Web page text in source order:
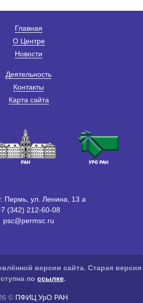
Главная
О Центре
Новости
Деятельность
Контакты
Карта сайта
Пермь, ул. Ленина, 13 а
(342) 212-60-08
psc@permsc.ru
версии сайта. Старая версия
по ссылке.
© ПФИЦ УрО РАН